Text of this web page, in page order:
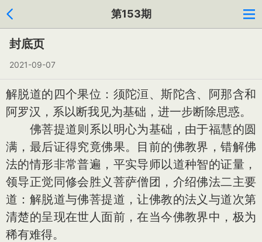
第153期
封底页
2021-09-07
解脱道的四个果位：须陀洹、斯陀含、阿那含和
阿罗汉，系以断我见为基础，进一步断除思惑。
佛菩提道则系以明心为基础，由于福慧的圆
满，最后证得究竟佛果。目前的佛教界，错解佛
法的情形非常普遍，平实导师以道种智的证量，
领导正觉同修会胜义菩萨僧团，介绍佛法二主要
道：解脱道与佛菩提道，让佛教的法义与道次第
清楚的呈现在世人面前，在当今佛教界中，极为
稀有难得。